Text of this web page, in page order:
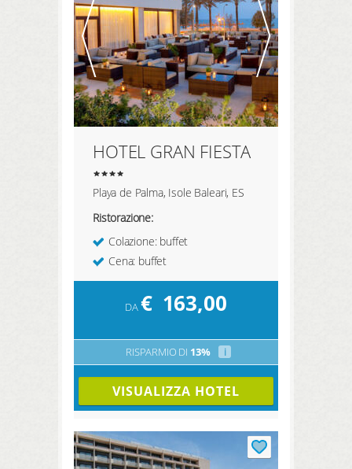
HOTEL GRAN FIESTA
Playa de Palma, Isole Baleari, ES
Ristorazione:
Colazione: buffet
Cena: buffet
DA€ 163,00
RISPARMIO DI 13% i
VISUALIZZA HOTEL